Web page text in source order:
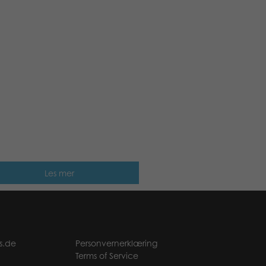
Les mer
Personvernerklæring
Terms of Service